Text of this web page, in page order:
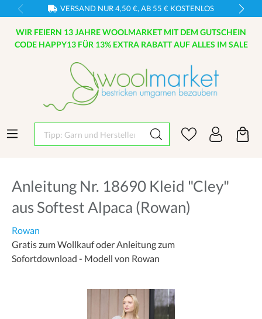
VERSAND NUR 4,50 €, AB 55 € KOSTENLOS
WIR FEIERN 13 JAHRE WOOLMARKET MIT DEM GUTSCHEIN
CODE HAPPY13 FÜR 13% EXTRA RABATT AUF ALLES IM SALE
Tipp: Garn und Hersteller eingeben
Anleitung Nr. 18690 Kleid "Cley"
aus Softest Alpaca (Rowan)
Rowan
Gratis zum Wollkauf oder Anleitung zum
Sofortdownload - Modell von Rowan